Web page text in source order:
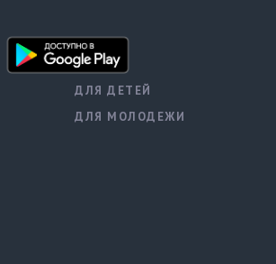
ДЛЯ ДЕТЕЙ
ДЛЯ МОЛОДЕЖИ